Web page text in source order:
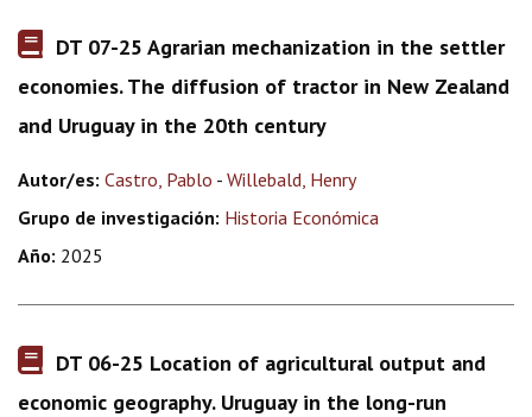
DT 07-25 Agrarian mechanization in the settler
economies. The diffusion of tractor in New Zealand
and Uruguay in the 20th century
Autor/es: Castro, Pablo - Willebald, Henry
Grupo de investigación: Historia Económica
Año: 2025
DT 06-25 Location of agricultural output and
economic geography. Uruguay in the long-run